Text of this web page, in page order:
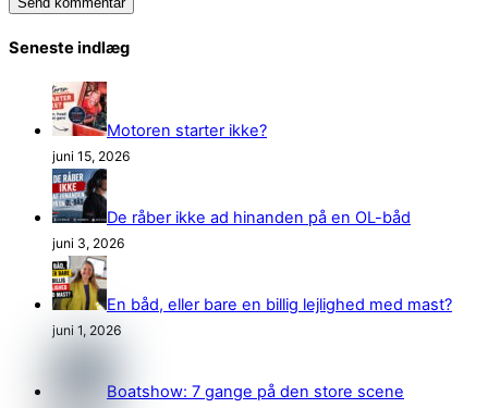
Seneste indlæg
Motoren starter ikke?
juni 15, 2026
De råber ikke ad hinanden på en OL-båd
juni 3, 2026
En båd, eller bare en billig lejlighed med mast?
juni 1, 2026
Boatshow: 7 gange på den store scene